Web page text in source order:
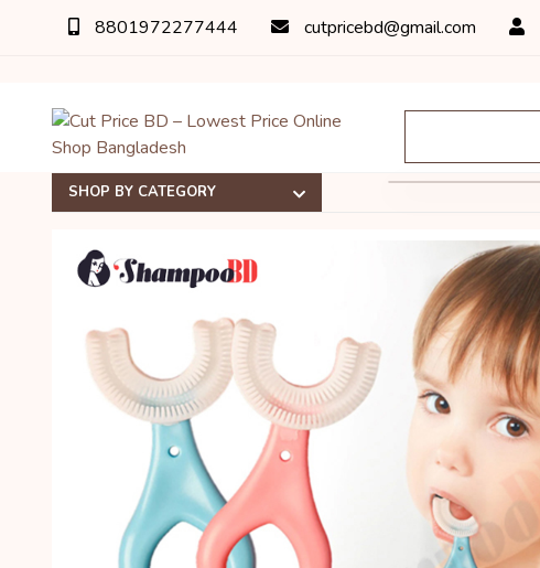
8801972277444 cutpricebd@gmail.com
SHOP BY CATEGORY